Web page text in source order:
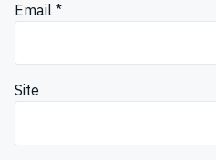
Email *
Site